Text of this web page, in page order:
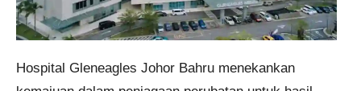
Hospital Gleneagles Johor Bahru menekankan